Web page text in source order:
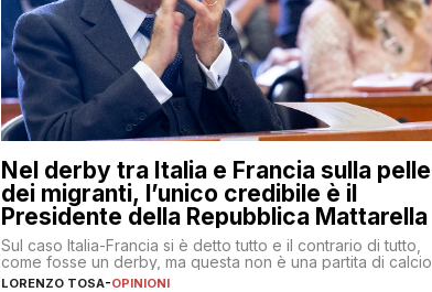
Nel derby tra Italia e Francia sulla pelle
dei migranti, l’unico credibile è il
Presidente della Repubblica Mattarella
Sul caso Italia-Francia si è detto tutto e il contrario di tutto,
come fosse un derby, ma questa non è una partita di calcio
LORENZO TOSA-OPINIONI